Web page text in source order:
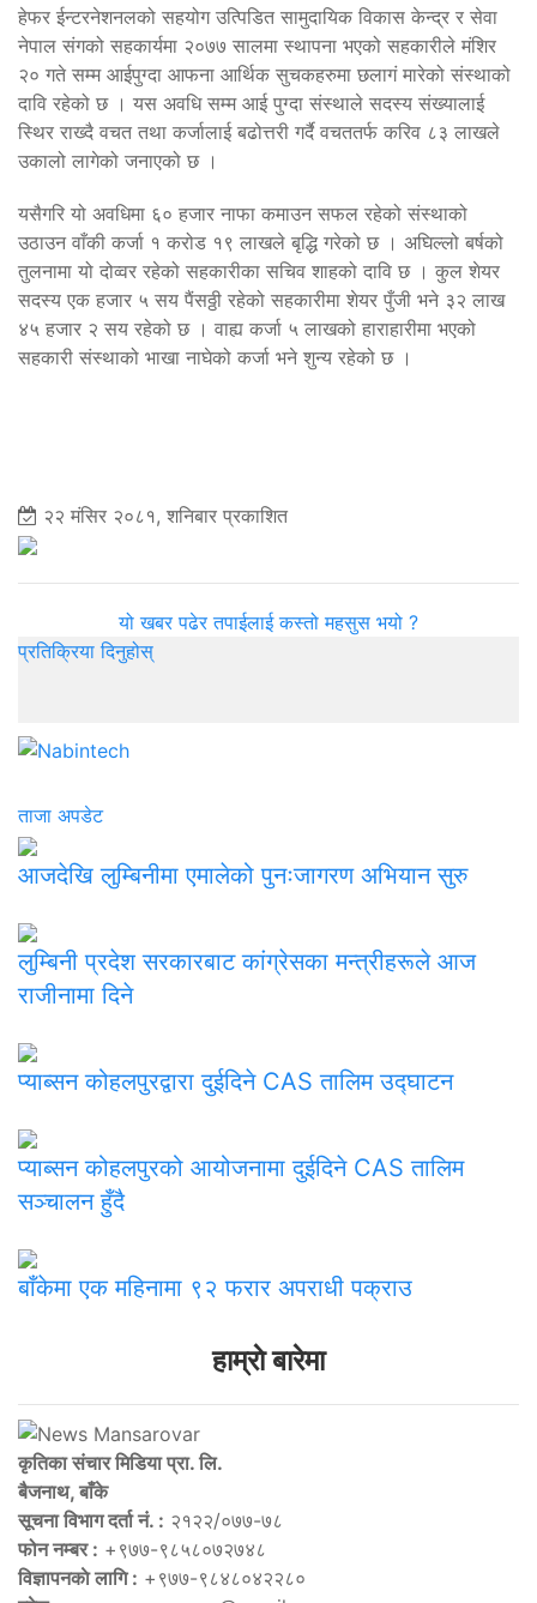
हेफर ईन्टरनेशनलको सहयोग उत्पिडित सामुदायिक विकास केन्द्र र सेवा
नेपाल संगको सहकार्यमा २०७७ सालमा स्थापना भएको सहकारीले मंशिर
२० गते सम्म आईपुग्दा आफना आर्थिक सुचकहरुमा छलागं मारेको संस्थाको
दावि रहेको छ । यस अवधि सम्म आई पुग्दा संस्थाले सदस्य संख्यालाई
स्थिर राख्दै वचत तथा कर्जालाई बढोत्तरी गर्दै वचततर्फ करिव ८३ लाखले
उकालो लागेको जनाएको छ ।
यसैगरि यो अवधिमा ६० हजार नाफा कमाउन सफल रहेको संस्थाको
उठाउन वाँकी कर्जा १ करोड १९ लाखले बृद्धि गरेको छ । अघिल्लो बर्षको
तुलनामा यो दोव्वर रहेको सहकारीका सचिव शाहको दावि छ । कुल शेयर
सदस्य एक हजार ५ सय पैंसठ्ठी रहेको सहकारीमा शेयर पुँजी भने ३२ लाख
४५ हजार २ सय रहेको छ । वाह्य कर्जा ५ लाखको हाराहारीमा भएको
सहकारी संस्थाको भाखा नाघेको कर्जा भने शुन्य रहेको छ ।
२२ मंसिर २०८१, शनिबार प्रकाशित
यो खबर पढेर तपाईलाई कस्तो महसुस भयो ?
प्रतिक्रिया दिनुहोस्
ताजा अपडेट
आजदेखि लुम्बिनीमा एमालेको पुनःजागरण अभियान सुरु
लुम्बिनी प्रदेश सरकारबाट कांग्रेसका मन्त्रीहरूले आज
राजीनामा दिने
प्याब्सन कोहलपुरद्वारा दुईदिने CAS तालिम उद्घाटन
प्याब्सन कोहलपुरको आयोजनामा दुईदिने CAS तालिम
सञ्चालन हुँदै
बाँकेमा एक महिनामा ९२ फरार अपराधी पक्राउ
हाम्राे बारेमा
कृतिका संचार मिडिया प्रा. लि.
बैजनाथ, बाँके
सूचना विभाग दर्ता नं. : २१२२/०७७-७८
फोन नम्बर : +९७७-९८५८०७२७४८
विज्ञापनकाे लागि : +९७७-९८४८०४२२८०